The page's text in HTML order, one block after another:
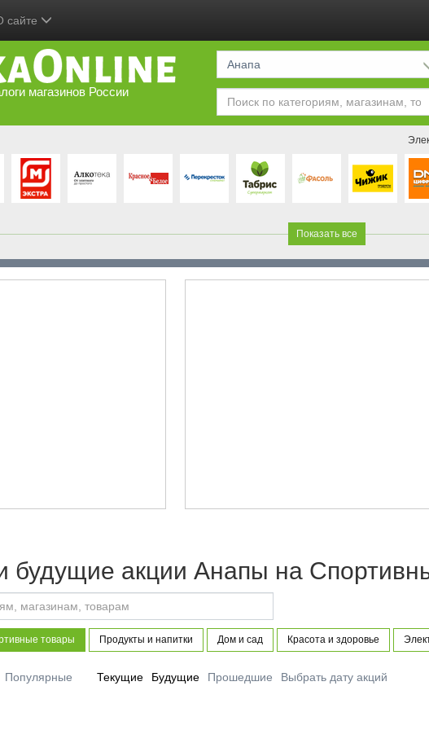
сайте
магазинов России
Анапа
Показать все
будущие акции Анапы на
товары Продукты и напитки Дом и сад Красота и здоровье
Популярные Текущие Будущие Прошедшие Выбрать дату акций